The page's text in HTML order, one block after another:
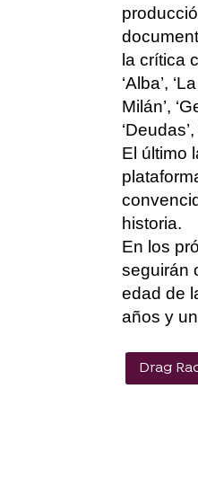
la crítica
‘Alba’,
Mil án’,
El último
historia.
En los
seguirán
edad de
años y un
Drag